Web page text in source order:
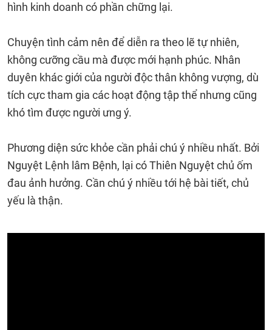
hình kinh doanh có phần chững lại.
Chuyện tình cảm nên để diễn ra theo lẽ tự nhiên,
không cưỡng cầu mà được mới hạnh phúc. Nhân
duyên khác giới của người độc thân không vượng, dù
tích cực tham gia các hoạt động tập thể nhưng cũng
khó tìm được người ưng ý.
Phương diện sức khỏe cần phải chú ý nhiều nhất. Bởi
Nguyệt Lệnh lâm Bệnh, lại có Thiên Nguyệt chủ ốm
đau ảnh hưởng. Cần chú ý nhiều tới hệ bài tiết, chủ
yếu là thận.